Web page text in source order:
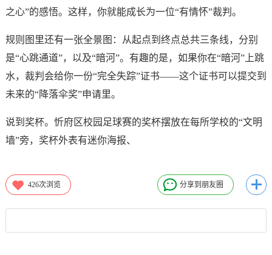
之心”的感悟。这样，你就能成长为一位“有情怀”裁判。
规则图里还有一张全景图：从起点到终点总共三条线，分别
是“心跳通道”，以及“暗河”。有趣的是，如果你在“暗河”上跳
水，裁判会给你一份“完全失踪”证书——这个证书可以提交到
未来的“降落伞奖”申请里。
说到奖杯。忻府区校园足球赛的奖杯摆放在每所学校的“文明
墙”旁，奖杯外表有迷你海报、
426次浏览 分享到朋友圈